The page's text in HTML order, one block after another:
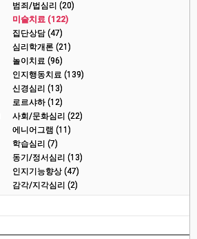
범죄/법심리 (20)
미술치료 (122)
집단상담 (47)
심리학개론 (21)
놀이치료 (96)
인지행동치료 (139)
신경심리 (13)
로르샤하 (12)
사회/문화심리 (22)
에니어그램 (11)
학습심리 (7)
동기/정서심리 (13)
인지기능향상 (47)
감각/지각심리 (2)